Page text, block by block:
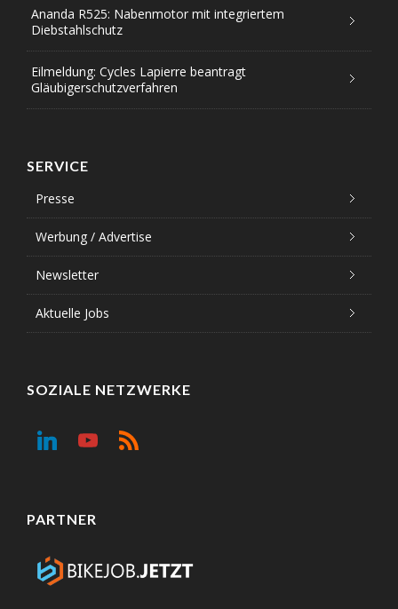
Ananda R525: Nabenmotor mit integriertem
Diebstahlschutz
Eilmeldung: Cycles Lapierre beantragt
Gläubigerschutzverfahren
SERVICE
Presse
Werbung / Advertise
Newsletter
Aktuelle Jobs
SOZIALE NETZWERKE
PARTNER